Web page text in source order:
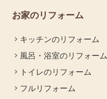
お家のリフォーム
キッチンのリフォーム
風呂・浴室のリフォーム
トイレのリフォーム
フルリフォーム